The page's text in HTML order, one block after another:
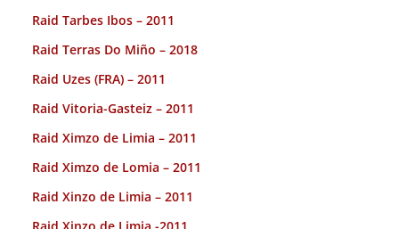
Raid Tarbes Ibos – 2011
Raid Terras Do Miño – 2018
Raid Uzes (FRA) – 2011
Raid Vitoria-Gasteiz – 2011
Raid Ximzo de Limia – 2011
Raid Ximzo de Lomia – 2011
Raid Xinzo de Limia – 2011
Raid Xinzo de Limia -2011